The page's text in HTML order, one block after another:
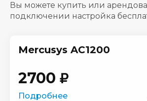
Вы можете купить или
подключении настройка
Mercusys AC1200
2700
Подробнее